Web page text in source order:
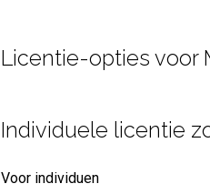
Licentie-opties voor
Individuele licentie
Voor individuen